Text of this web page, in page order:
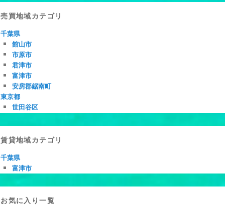
売買地域カテゴリ
千葉県
館山市
市原市
君津市
富津市
安房郡鋸南町
東京都
世田谷区
賃貸地域カテゴリ
千葉県
富津市
お気に入り一覧